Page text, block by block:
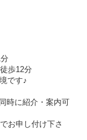
歩12分
です♪
時に紹介・案内可
お申し付け下さ